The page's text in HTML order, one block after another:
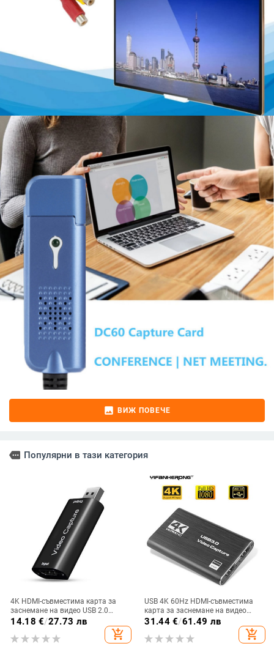
image ВИЖ ПОВЕЧЕ
more Популярни в тази категория
4K HDMI-съвместима карта за
заснемане на видео USB 2.0
Grabber Recorder за PS4 игра DVD
видеокамера Камера Запис
Поточно предаване на живо
14.18 €/27.73 лв
add_shopping_cart
USB 4K 60Hz HDMI-съвместима
карта за заснемане на видео
1080P за плоча за запис на игри
Кутия за стрийминг на живо USB
3.0 Grabber за PS4 камера
31.44€/61.49 лв
add_shopping_cart